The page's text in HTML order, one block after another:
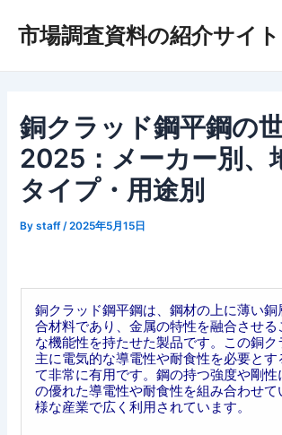
市場調査資料の紹介サイト
銅クラッド鋼平鋼の
2025：メーカー別、
タイプ・用途別
Bystaff /2025年5月15日
銅クラッド鋼平鋼は、鋼材の上に薄い銅
合材料であり、金属の特性を融合させる
な機能性を持たせた製品です。この銅ク
主に電気的な導電性や耐食性を必要とす
て非常に有用です。鋼の持つ強度や剛性
の優れた導電性や耐食性を組み合わせて
様な産業で広く利用されています。